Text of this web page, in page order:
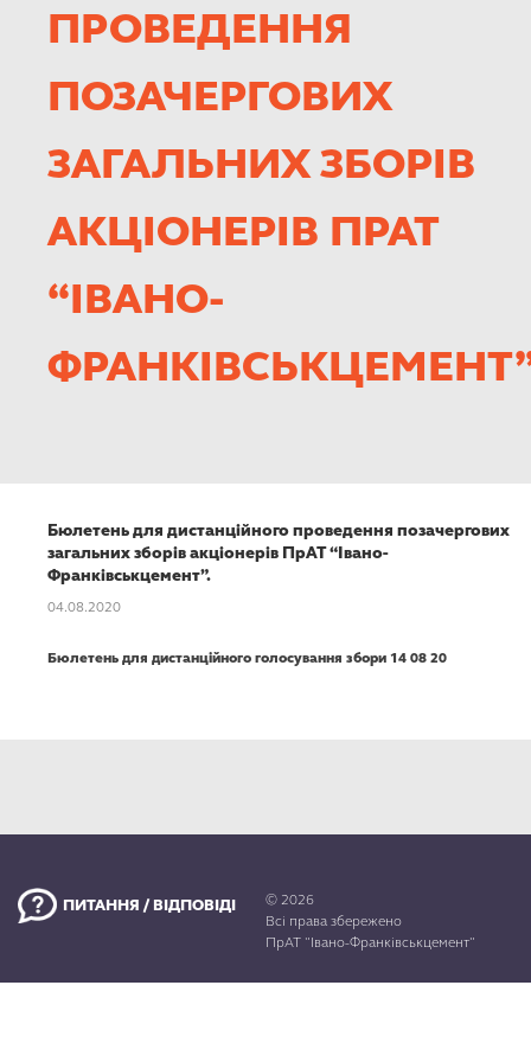
КАР’ЄРА
ПРОВЕДЕННЯ
ПОЗАЧЕРГОВИХ
ЗАГАЛЬНИХ ЗБОРІВ
АКЦІОНЕРІВ ПРАТ
“ІВАНО-
Бюлетень для дистанційного проведення позачергових
загальних зборів акціонерів ПрАТ “Івано-
Франківськцемент”.
04.08.2020
Бюлетень для дистанційного голосування збори 14 08 20
ПИТАННЯ / ВІДПОВІДІ
© 2026
Всі права збережено
ПрАТ "Івано-Франківськцемент"